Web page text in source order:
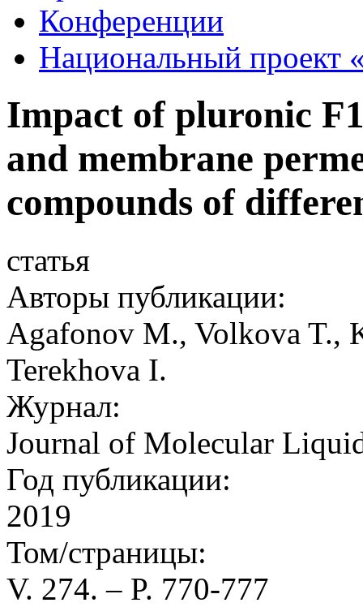
Конференции
Национальный проект
Impact of pluronic
and membrane
compounds of
статья
Авторы публикации:
Agafonov M., Volkova T.,
Terekhova I.
Журнал:
Journal of Molecular
Год публикации:
2019
Том/страницы:
V. 274. – P. 770-777